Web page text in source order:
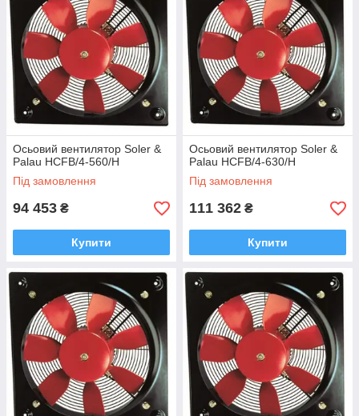
Осьовий вентилятор Soler &
Palau HCFB/4-560/H
Під замовлення
94 453 ₴
Купити
Осьовий вентилятор Soler &
Palau HCFB/4-630/H
Під замовлення
111 362 ₴
Купити